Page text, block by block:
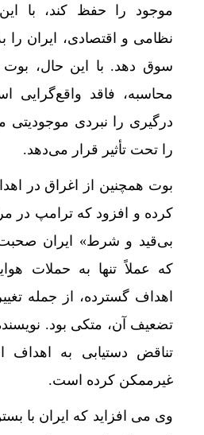
موجود را حفظ کند، با
نظامی و اقتصادی، ایران
سوق دهد. با این حال،
محاسبه، فاقد واقع‌گرایی
درگیری را نبردی موجودیتی
را تحت تأثیر قرار می‌دهد.
بوت همچنین از اغراق در
کرده و افزود که ترامپ در
بی‌قید و شرط» ایران صحبت
که عملاً تنها به حملات
اهداف گسترده، از جمله
تضعیف آن، متکی بود.
تناقض دستیابی به اهداف
غیرممکن کرده است.
وی می افزاید که ایران با